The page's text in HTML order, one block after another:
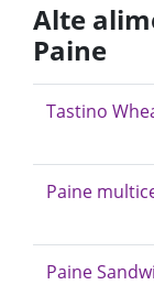
Alte
Paine
Tastino
Paine
Paine